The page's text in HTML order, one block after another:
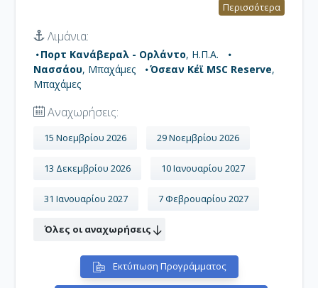
βιομηχανικός χώρος εκχύλισης άμμου. Η προβλήτα
ανακατασκευάστηκε ως ιδιωτικό νησί, για να
χρησιμοποιηθεί από τις κρουαζιέρες MSC.
Περισσότερα
Λιμάνια:
Πορτ Κανάβεραλ - Ορλάντο, Η.Π.Α.
Νασσάου, Μπαχάμες Όσεαν Κέϊ MSC Reserve,
Μπαχάμες
Αναχωρήσεις:
15 Νοεμβρίου 2026 29 Νοεμβρίου 2026
13 Δεκεμβρίου 2026 10 Ιανουαρίου 2027
31 Ιανουαρίου 2027 7 Φεβρουαρίου 2027
Όλες οι αναχωρήσεις
Εκτύπωση Προγράμματος